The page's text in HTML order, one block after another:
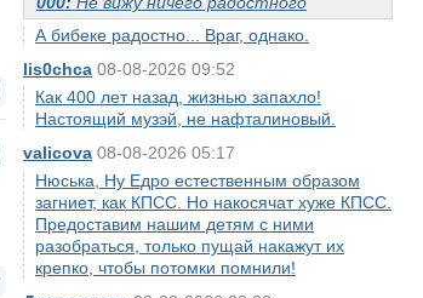
А бибеке радостно... Враг, однако.
lis0chca 08-08-2026 09:52
Как 400 лет назад, жизнью запахло!
Настоящий музэй, не нафталиновый.
valicova 08-08-2026 05:17
Нюська, Ну Едро естественным образом
загниет, как КПСС. Но накосячат хуже КПСС.
Предоставим нашим детям с ними
разобраться, только пущай накажут их
крепко, чтобы потомки помнили!